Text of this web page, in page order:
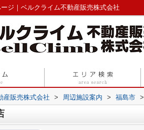
ジ｜ベルクライム不動産販売株式会社
産販売株式会社 > 周辺施設案内 > 福島市 >